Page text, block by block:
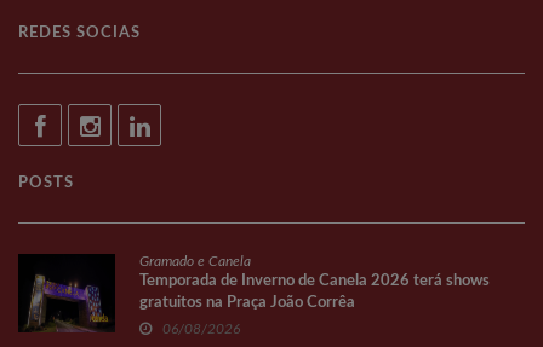
REDES SOCIAS
POSTS
Gramado e Canela
Temporada de Inverno de Canela 2026 terá shows
gratuitos na Praça João Corrêa
06/08/2026